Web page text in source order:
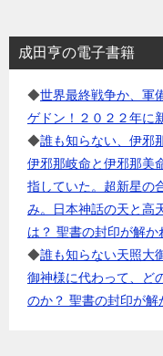
成田亨の電子書籍
◆世界最終戦争か、軍
ゲドン！２０２２年に
◆誰も知らない、伊邪
伊邪那岐命と伊邪那美
指していた。超新星の
み。日本神話の天と高
は？ 聖書の封印が解か
◆誰も知らない天照大
御神様に代わって、ど
のか？ 聖書の封印が解